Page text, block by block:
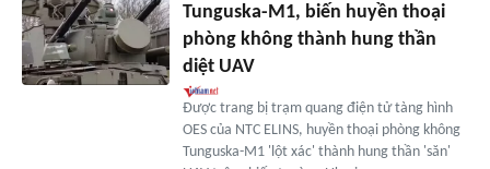
Tunguska-M1, biến huyền thoại
phòng không thành hung thần
diệt UAV
Được trang bị trạm quang điện tử tàng hình
OES của NTC ELINS, huyền thoại phòng không
Tunguska-M1 'lột xác' thành hung thần 'săn'